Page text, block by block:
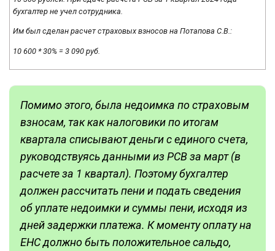
бухгалтер не учел сотрудника.
Им был сделан расчет страховых взносов на Потапова С.В.:
10 600 * 30% = 3 090 руб.
Помимо этого, была недоимка по страховым
взносам, так как налоговики по итогам
квартала списывают деньги с единого счета,
руководствуясь данными из РСВ за март (в
расчете за 1 квартал). Поэтому бухгалтер
должен рассчитать пени и подать сведения
об уплате недоимки и суммы пени, исходя из
дней задержки платежа. К моменту оплату на
ЕНС должно быть положительное сальдо,